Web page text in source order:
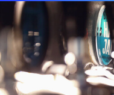
LIFO SHOP
NEWSLETTER
ΜΙΚΡΟΠΡΑΓΜΑΤΑ
THE GOOD LIFO